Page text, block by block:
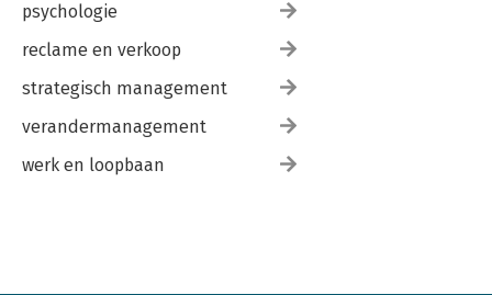
psychologie
reclame en verkoop
strategisch management
verandermanagement
werk en loopbaan